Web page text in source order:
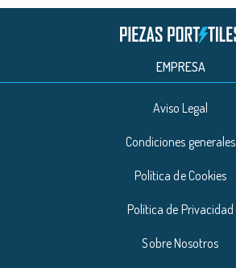
EMPRESA
Aviso Legal
Condiciones generales
Política de Cookies
Política de Privacidad
Sobre Nosotros